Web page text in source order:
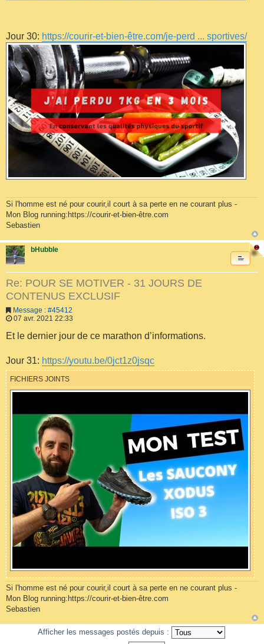
Jour 30: https://courir-et-bien-être.com/je-perd ... sportives/
Si l'homme est né pour courir,il court à sa perte en ne courant plus -
Mon Blog running:https://courir-et-bien-être.com
Sebastien
bHubble
Re: POUR SE MOTIVER - 31 JOURS DE
CONTENUS EXCLUSIF
Message : #45412
07 avr. 2021 22:33
Et le dernier jour de ce marathon d’informations.
Jour 31: https://youtu.be/0jct1z0jsqc
FICHIERS JOINTS
Si l'homme est né pour courir,il court à sa perte en ne courant plus -
Mon Blog running:https://courir-et-bien-être.com
Sebastien
Afficher les messages postés depuis :